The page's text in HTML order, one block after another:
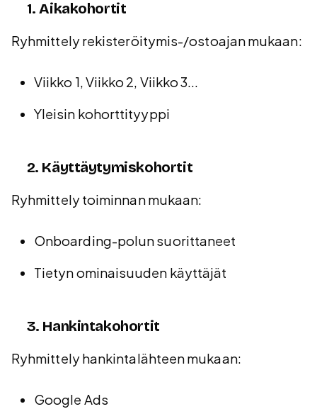
1. Aikakohortit
Ryhmittely rekisteröitymis-/ostoajan mukaan:
Viikko 1, Viikko 2, Viikko 3...
Yleisin kohorttityyppi
2. Käyttäytymiskohortit
Ryhmittely toiminnan mukaan:
Onboarding-polun suorittaneet
Tietyn ominaisuuden käyttäjät
3. Hankintakohortit
Ryhmittely hankintalähteen mukaan:
Google Ads